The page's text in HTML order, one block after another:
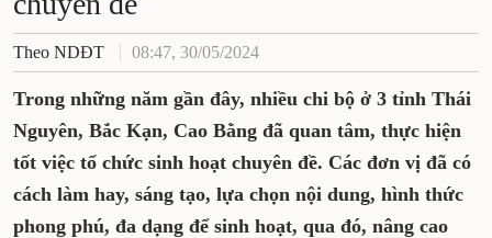
Theo NDĐT 08:47, 30/05/2024
Trong những năm gần đây, nhiều chi bộ ở 3 tỉnh Thái
Nguyên, Bắc Kạn, Cao Bằng đã quan tâm, thực hiện
tốt việc tổ chức sinh hoạt chuyên đề. Các đơn vị đã có
cách làm hay, sáng tạo, lựa chọn nội dung, hình thức
phong phú, đa dạng để sinh hoạt, qua đó, nâng cao